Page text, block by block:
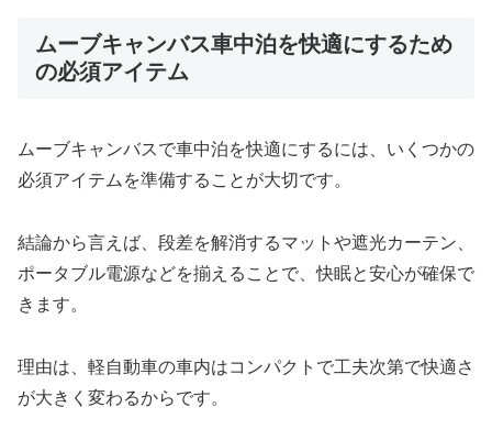
ムーブキャンバス車中泊を快適にするため
の必須アイテム
ムーブキャンバスで車中泊を快適にするには、いくつかの
必須アイテムを準備することが大切です。
結論から言えば、段差を解消するマットや遮光カーテン、
ポータブル電源などを揃えることで、快眠と安心が確保で
きます。
理由は、軽自動車の車内はコンパクトで工夫次第で快適さ
が大きく変わるからです。